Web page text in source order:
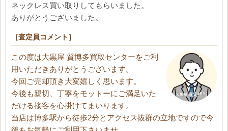
ネックレス買い取りしてもらいました。
ありがとうございました。
［査定員コメント］
この度は大黒屋 質博多買取センターをご利
用いただきありがとうございます。
今回ご売却頂き大変嬉しく思います。
今後も親切、丁寧をモットーにご満足いた
だける接客を心掛けてまいります。
当店は博多駅から徒歩2分とアクセス抜群の立地ですので今